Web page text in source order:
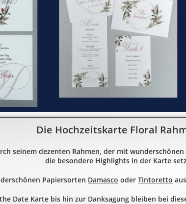
Die Hochzeitskarte Floral
seinem dezenten Rahmen, der mit
die besondere Highlights in der Karte
Papiersorten Damasco oder Tintoretto
Date Karte bis hin zur Danksagung bleiben bei